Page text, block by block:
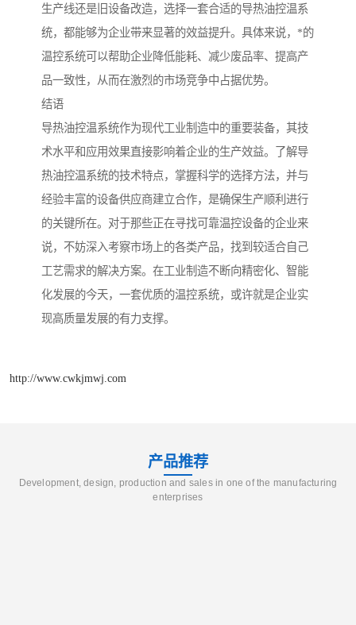
生产线还是旧设备改造，选择一套合适的导热油控温系
统，都能够为企业带来显著的效益提升。具体来说，*的
温控系统可以帮助企业降低能耗、减少废品率、提高产
品一致性，从而在激烈的市场竞争中占据优势。
结语
导热油控温系统作为现代工业制造中的重要装备，其技
术水平和应用效果直接影响着企业的生产效益。了解导
热油控温系统的技术特点，掌握科学的选择方法，并与
经验丰富的设备供应商建立合作，是确保生产顺利进行
的关键所在。对于那些正在寻找可靠温控设备的企业来
说，不妨深入考察市场上的各类产品，找到较适合自己
工艺需求的解决方案。在工业制造不断向精密化、智能
化发展的今天，一套优质的温控系统，或许就是企业实
现高质量发展的有力支撑。
http://www.cwkjmwj.com
产品推荐
Development, design, production and sales in one of the manufacturing
enterprises